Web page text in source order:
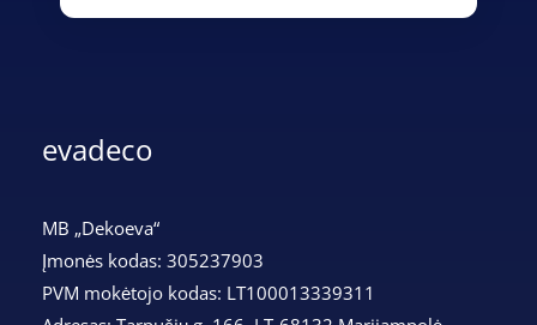
evadeco
MB „Dekoeva“
Įmonės kodas: 305237903
PVM mokėtojo kodas: LT100013339311